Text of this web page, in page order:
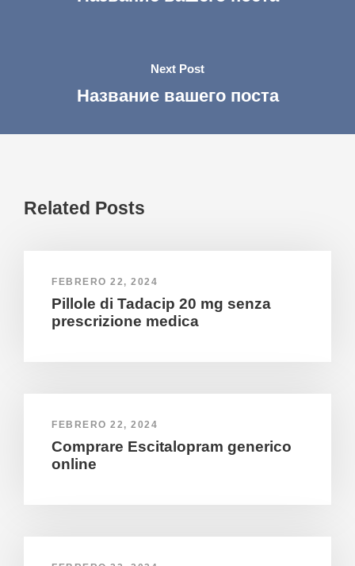
Next Post
Название вашего поста
Related Posts
FEBRERO 22, 2024
Pillole di Tadacip 20 mg senza
prescrizione medica
FEBRERO 22, 2024
Comprare Escitalopram generico
online